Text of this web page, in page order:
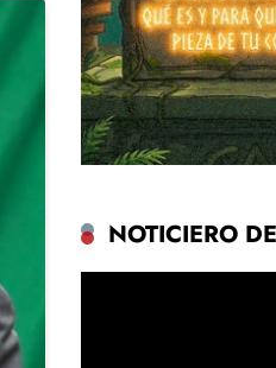
NOTICIERO